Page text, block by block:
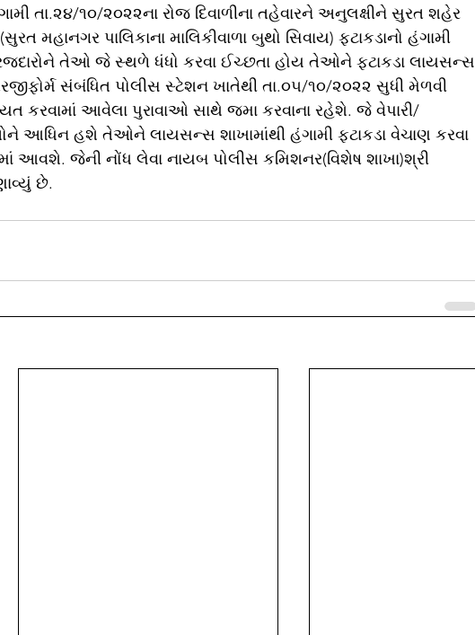
તા.૨૪/૧૦/૨૦૨૨ના રોજ દિવાળીના તહેવારને અનુલક્ષીને સુરત શહેર
મહાનગર પાલિકાના માલિકીવાળા બુથો સિવાય) ફટાકડાનો હંગામી
તેઓ જે સ્થળે ધંધો કરવા ઈચ્છતા હોય તેઓને ફટાકડા લાયસન્સ
સંબંધિત પોલીસ સ્ટેશન ખાતેથી તા.૦૫/૧૦/૨૦૨૨ સુધી મેળવી
કરવામાં આવેલા પુરાવાઓ સાથે જમા કરવાના રહેશે. જે વેપારી/
આધિન હશે તેઓને લાયસન્સ શાખામાંથી હંગામી ફટાકડા વેચાણ કરવા
આવશે. જેની નોંધ લેવા નાયબ પોલીસ કમિશનર(વિશેષ શાખા)શ્રી
છે.